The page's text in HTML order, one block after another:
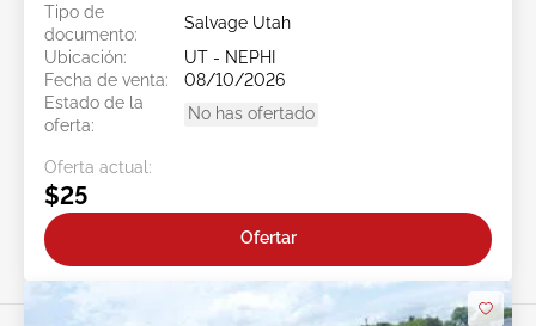
Tipo de
documento:
Salvage Utah
Ubicación:
UT - NEPHI
Fecha de venta:
08/10/2026
Estado de la
oferta:
No has ofertado
Oferta actual:
$25
Ofertar